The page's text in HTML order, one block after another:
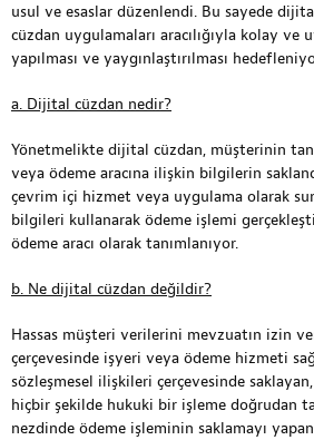
usul ve esaslar düzenlendi. Bu sayede
cüzdan uygulamaları aracılığıyla kolay
yapılması ve yaygınlaştırılması
a. Dijital cüzdan nedir?
Yönetmelikte dijital cüzdan, müşterinin
veya ödeme aracına ilişkin bilgilerin
çevrim içi hizmet veya uygulama olarak
bilgileri kullanarak ödeme işlemi
ödeme aracı olarak tanımlanıyor.
b. Ne dijital cüzdan değildir?
Hassas müşteri verilerini mevzuatın izin
çerçevesinde işyeri veya ödeme hizmeti
sözleşmesel ilişkileri çerçevesinde
hiçbir şekilde hukuki bir işleme doğrudan
nezdinde ödeme işleminin saklamayı